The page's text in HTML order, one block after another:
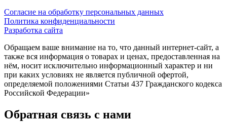
Согласие на обработку персональных данных
Политика конфиденциальности
Разработка сайта
Обращаем ваше внимание на то, что данный интернет-сайт, а
также вся информация о товарах и ценах, предоставленная на
нём, носит исключительно информационный характер и ни
при каких условиях не является публичной офертой,
определяемой положениями Статьи 437 Гражданского кодекса
Российской Федерации»
Обратная связь с нами